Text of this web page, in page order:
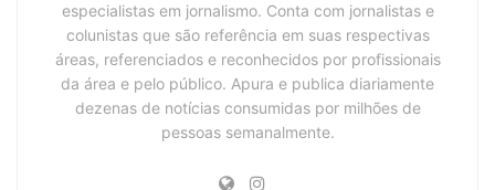
especialistas em jornalismo. Conta com jornalistas e
colunistas que são referência em suas respectivas
áreas, referenciados e reconhecidos por profissionais
da área e pelo público. Apura e publica diariamente
dezenas de notícias consumidas por milhões de
pessoas semanalmente.